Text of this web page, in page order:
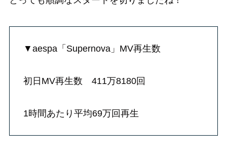
▼aespa「Supernova」MV再生数
初日MV再生数 411万8180回
1時間あたり平均69万回再生